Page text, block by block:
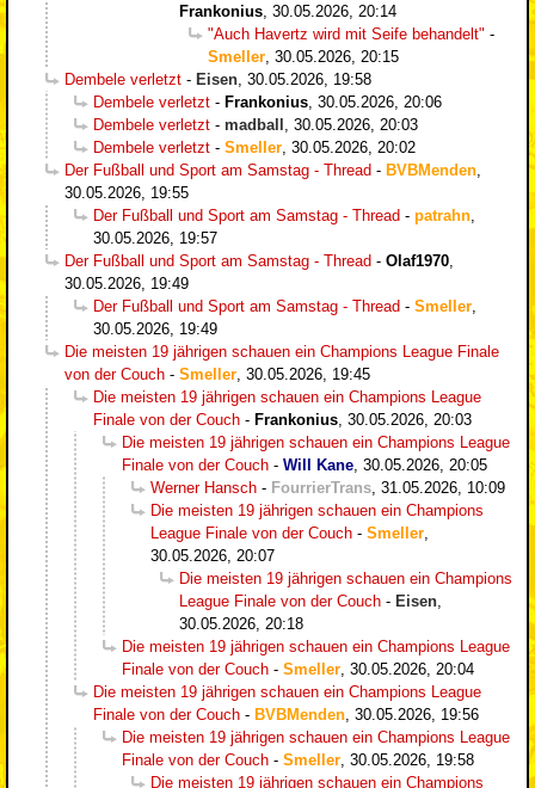
Frankonius 30.05.2026, 20:14
"Auch Havertz wird mit Seife behandelt" -
Smeller 30.05.2026, 20:15
Dembele verletzt - Eisen 30.05.2026, 19:58
Dembele verletzt - Frankonius 30.05.2026, 20:06
Dembele verletzt - madball
30.05.2026, 20:03
Dembele verletzt - Smeller 30.05.2026, 20:02
Der Fußball und Sport am Samstag - Thread - BVBMenden
30.05.2026, 19:55
Der Fußball und Sport am Samstag - Thread - patrahn
30.05.2026, 19:57
Der Fußball und Sport am Samstag - Thread - Olaf1970
30.05.2026, 19:49
Der Fußball und Sport am Samstag - Thread - Smeller
30.05.2026, 19:49
Die meisten 19 jährigen schauen ein Champions League Finale
von der Couch - Smeller 30.05.2026, 19:45
Die meisten 19 jährigen schauen ein Champions League
Finale von der Couch - Frankonius 30.05.2026, 20:03
Die meisten 19 jährigen schauen ein Champions League
Finale von der Couch - Will Kane 30.05.2026, 20:05
Werner Hansch - FourrierTrans 31.05.2026, 10:09
Die meisten 19 jährigen schauen ein Champions
League Finale von der Couch - Smeller
30.05.2026, 20:07
Die meisten 19 jährigen schauen ein Champions
League Finale von der Couch - Eisen
30.05.2026, 20:18
Die meisten 19 jährigen schauen ein Champions League
Finale von der Couch - Smeller 30.05.2026, 20:04
Die meisten 19 jährigen schauen ein Champions League
Finale von der Couch - BVBMenden 30.05.2026, 19:56
Die meisten 19 jährigen schauen ein Champions League
Finale von der Couch - Smeller 30.05.2026, 19:58
Die meisten 19 jährigen schauen ein Champions